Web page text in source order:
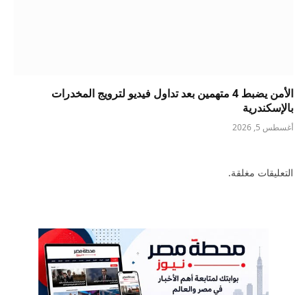
الأمن يضبط 4 متهمين بعد تداول فيديو لترويج المخدرات
بالإسكندرية
أغسطس 5, 2026
التعليقات مغلقة.